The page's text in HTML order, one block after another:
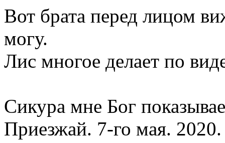
Вот брата перед лицом
могу.
Лис многое делает по
Сикура мне Бог
Приезжай. 7-го мая. 2020.